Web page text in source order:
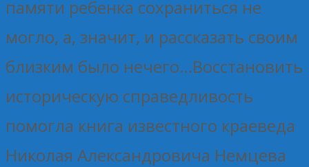
памяти ребенка сохраниться не
могло, а, значит, и рассказать своим
близким было нечего…Восстановить
историческую справедливость
помогла книга известного краеведа
Николая Александровича Немцева